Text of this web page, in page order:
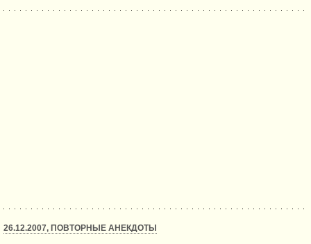
26.12.2007, ПОВТОРНЫЕ АНЕКДОТЫ